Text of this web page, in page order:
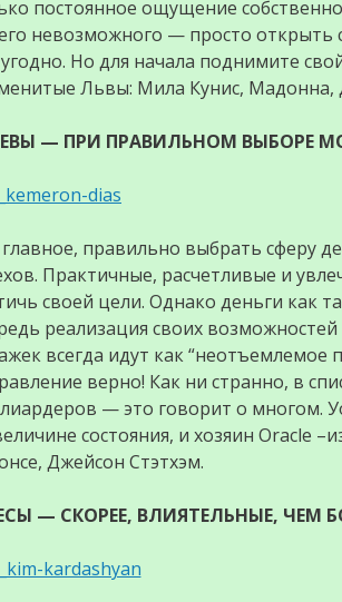
постоянное ощущение
невозможного — просто
Но для начала поднимите
Львы: Мила Кунис,
— ПРИ ПРАВИЛЬНОМ ВЫБОРЕ
правильно выбрать сферу
Практичные, расчетливые и
своей цели. Однако деньги как
реализация своих
всегда идут как “неотъемлемое
верно! Как ни странно, в
— это говорит о многом.
состояния, и хозяин Oracle
Джейсон Стэтхэм.
— СКОРЕЕ, ВЛИЯТЕЛЬНЫЕ, ЧЕМ